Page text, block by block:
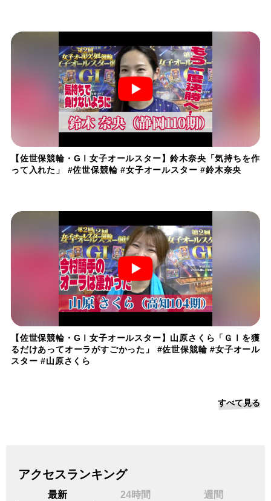
【佐世保競輪・GⅠ女子オールスター】鈴木奈央「気持ちを作
って入れた」 #佐世保競輪 #女子オールスター #鈴木奈央
【佐世保競輪・GⅠ女子オールスター】山原さくら「ＧⅠを獲
るだけあってオーラがすごかった」 #佐世保競輪 #女子オール
スター #山原さくら
すべて見る
アクセスランキング
最新 24時間 週間